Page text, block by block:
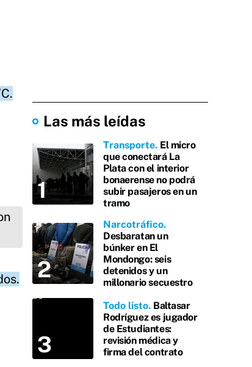
Las más leídas
Transporte El micro
que conectará La
Plata con el interior
bonaerense no podrá
subir pasajeros en un
tramo
Narcotráfico
Desbaratan un
búnker en El
Mondongo: seis
detenidos y un
millonario secuestro
Todo listo Baltasar
Rodríguez es jugador
de Estudiantes:
revisión médica y
firma del contrato